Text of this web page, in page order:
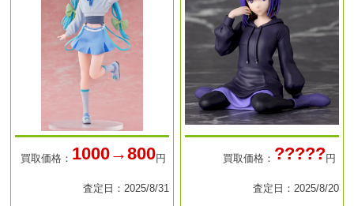
買取価格： 1000→800円
査定日：2025/8/31
買取価格： ?????円
査定日：2025/8/20